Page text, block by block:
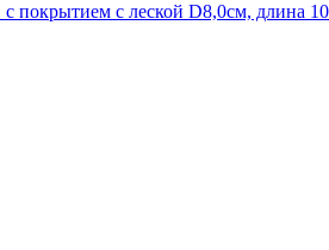
покрытием с леской D8,0см, длина